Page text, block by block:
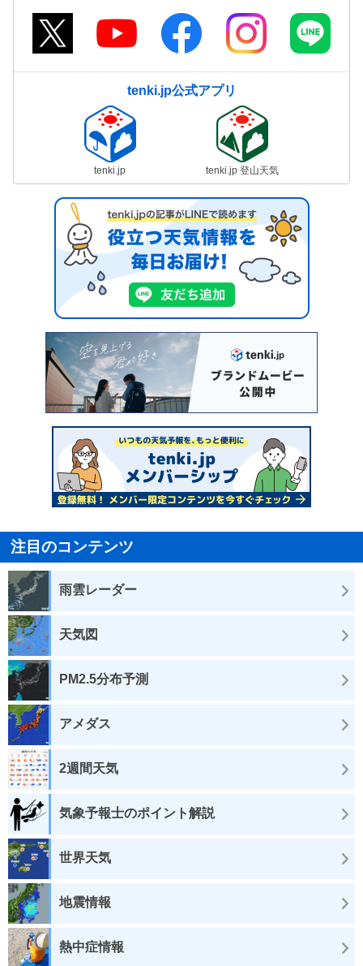
tenki.jp公式アプリ
tenki.jp tenki.jp 登山天気
注目のコンテンツ
雨雲レーダー
天気図
PM2.5分布予測
アメダス
2週間天気
気象予報士のポイント解説
世界天気
地震情報
熱中症情報